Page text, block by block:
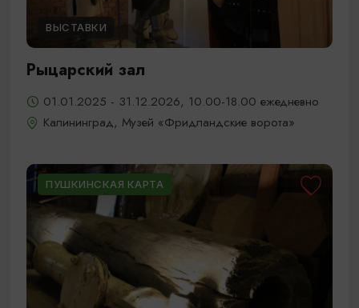
ВЫСТАВКИ
Рыцарский зал
01.01.2025 - 31.12.2026, 10.00-18.00 ежедневно
Калининград, Музей «Фридландские ворота»
ПУШКИНСКАЯ КАРТА